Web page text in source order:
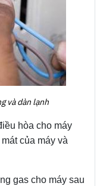
và dàn lạnh
hòa cho máy
của máy và
gas cho máy sau